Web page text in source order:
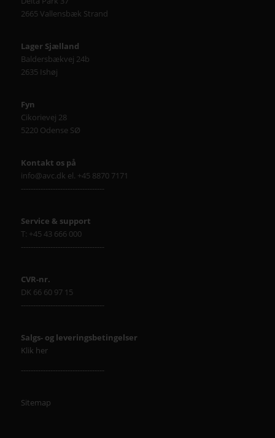
2665 Vallensbæk Strand
Lager Sjælland
Baldersbækvej 24b
2635 Ishøj
Fyn
Cikorievej 28
5220 Odense SØ
Kontakt os på
info@avc.dk el. +45 8870 7171
----------------------------------
Service & support
T: +45 43 666 000
----------------------------------
CVR-nr.
DK 66 60 97 15
----------------------------------
Salgs- og leveringsbetingelser
Klik her
----------------------------------
Sitemap